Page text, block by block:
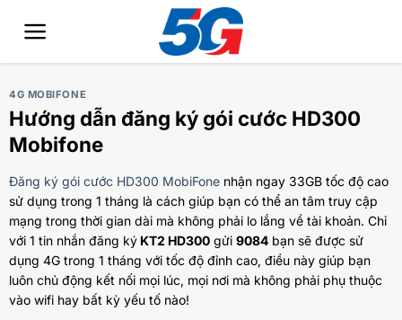
4G MOBIFONE
Hướng dẫn đăng ký gói cước HD300
Mobifone
Đăng ký gói cước HD300 MobiFone nhận ngay 33GB tốc độ cao
sử dụng trong 1 tháng là cách giúp bạn có thể an tâm truy cập
mạng trong thời gian dài mà không phải lo lắng về tài khoản. Chỉ
với 1 tin nhắn đăng ký KT2 HD300 gửi 9084 bạn sẽ được sử
dụng 4G trong 1 tháng với tốc độ đỉnh cao, điều này giúp bạn
luôn chủ động kết nối mọi lúc, mọi nơi mà không phải phụ thuộc
vào wifi hay bất kỳ yếu tố nào!